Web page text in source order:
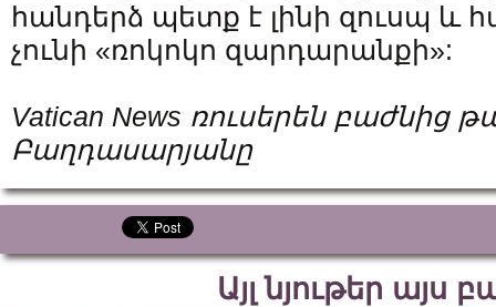
հանդերձ պետք է լինի զուսպ և
չունի «ռոկոկո զարդարանքի»:
Vatican News ռուսերեն բաժնից
Բաղդասարյանը
Այլ նյութեր այս